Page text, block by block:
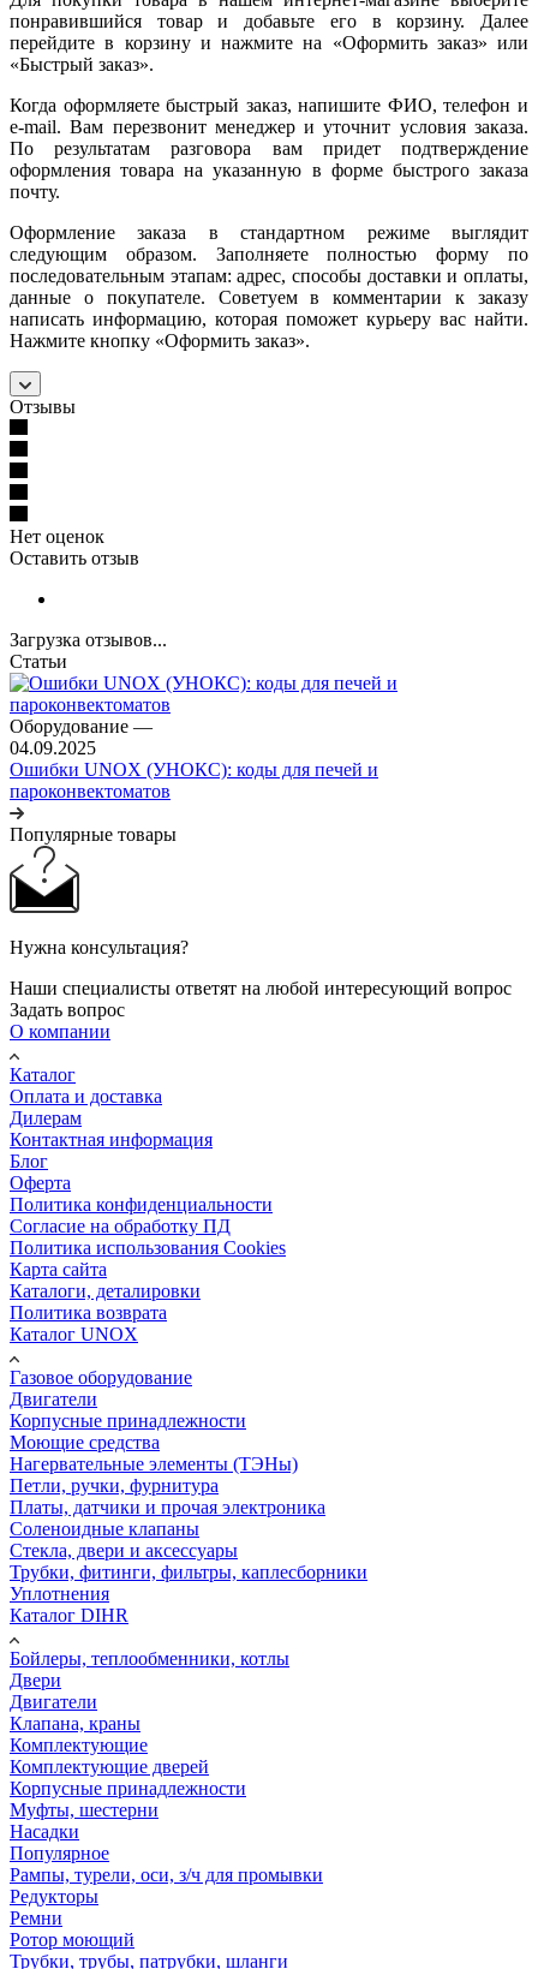
понравившийся товар и добавьте его в корзину. Далее
перейдите в корзину и нажмите на «Оформить заказ» или
«Быстрый заказ».
Когда оформляете быстрый заказ, напишите ФИО, телефон и
e-mail. Вам перезвонит менеджер и уточнит условия заказа.
По результатам разговора вам придет подтверждение
оформления товара на указанную в форме быстрого заказа
почту.
Оформление заказа в стандартном режиме выглядит
следующим образом. Заполняете полностью форму по
последовательным этапам: адрес, способы доставки и оплаты,
данные о покупателе. Советуем в комментарии к заказу
написать информацию, которая поможет курьеру вас найти.
Нажмите кнопку «Оформить заказ».
Отзывы
Нет оценок
Оставить отзыв
Загрузка отзывов...
Статьи
Оборудование —
04.09.2025
Ошибки UNOX (УНОКС): коды для печей и
пароконвектоматов
Популярные товары
Нужна консультация?
Наши специалисты ответят на любой интересующий вопрос
Задать вопрос
О компании
Каталог
Оплата и доставка
Дилерам
Контактная информация
Блог
Оферта
Политика конфиденциальности
Согласие на обработку ПД
Политика использования Cookies
Карта сайта
Каталоги, деталировки
Политика возврата
Каталог UNOX
Газовое оборудование
Двигатели
Корпусные принадлежности
Моющие средства
Нагервательные элементы (ТЭНы)
Петли, ручки, фурнитура
Платы, датчики и прочая электроника
Соленоидные клапаны
Стекла, двери и аксессуары
Трубки, фитинги, фильтры, каплесборники
Уплотнения
Каталог DIHR
Бойлеры, теплообменники, котлы
Двери
Двигатели
Клапана, краны
Комплектующие
Комплектующие дверей
Корпусные принадлежности
Муфты, шестерни
Насадки
Популярное
Рампы, турели, оси, з/ч для промывки
Редукторы
Ремни
Ротор моющий
Трубки, трубы, патрубки, шланги